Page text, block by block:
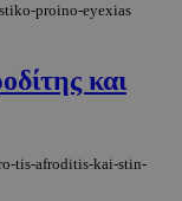
proino-eyexias
και
tis-afroditis-kai-stin-